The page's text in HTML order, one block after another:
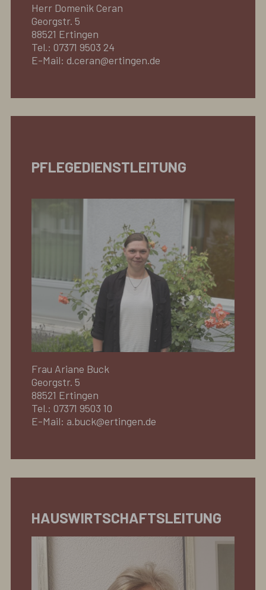
Herr Domenik Ceran
Georgstr. 5
88521 Ertingen
Tel.: 07371 9503 24
E-Mail: d.ceran@ertingen.de
PFLEGEDIENSTLEITUNG
Frau Ariane Buck
Georgstr. 5
88521 Ertingen
Tel.: 07371 9503 10
E-Mail: a.buck@ertingen.de
HAUSWIRTSCHAFTSLEITUNG